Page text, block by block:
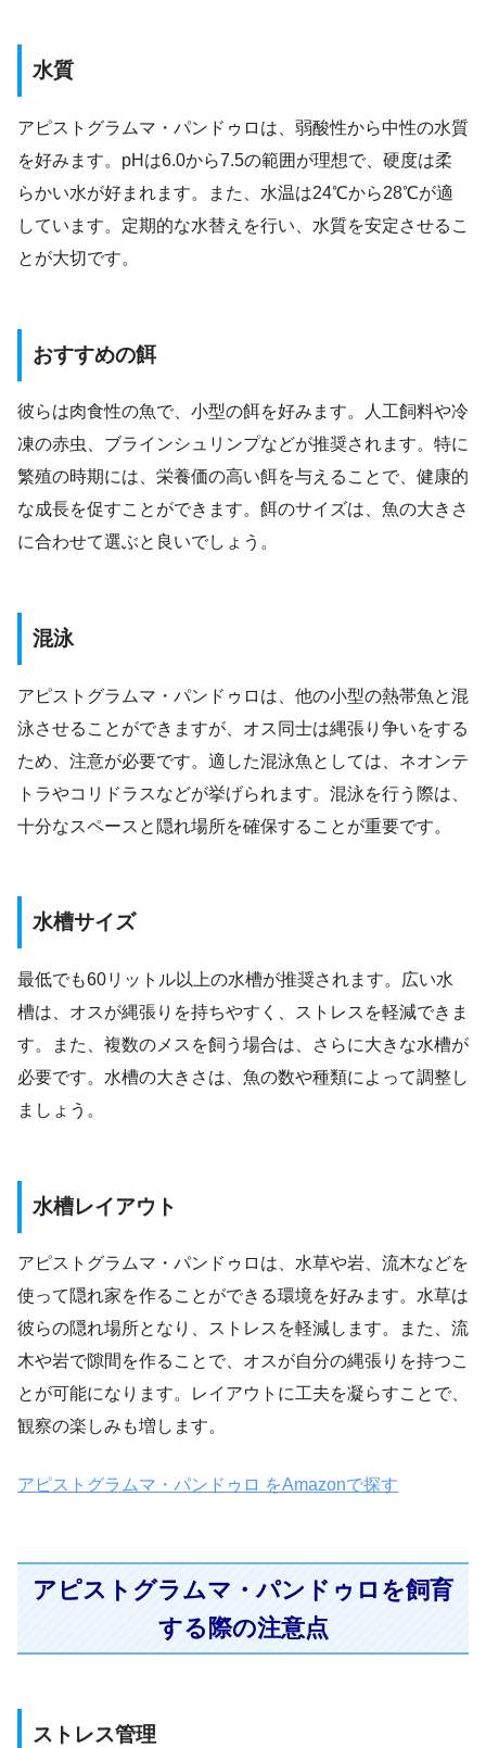
水質
アピストグラムマ・パンドゥロは、弱酸性から中性の水質
を好みます。pHは6.0から7.5の範囲が理想で、硬度は柔
らかい水が好まれます。また、水温は24℃から28℃が適
しています。定期的な水替えを行い、水質を安定させるこ
とが大切です。
おすすめの餌
彼らは肉食性の魚で、小型の餌を好みます。人工飼料や冷
凍の赤虫、ブラインシュリンプなどが推奨されます。特に
繁殖の時期には、栄養価の高い餌を与えることで、健康的
な成長を促すことができます。餌のサイズは、魚の大きさ
に合わせて選ぶと良いでしょう。
混泳
アピストグラムマ・パンドゥロは、他の小型の熱帯魚と混
泳させることができますが、オス同士は縄張り争いをする
ため、注意が必要です。適した混泳魚としては、ネオンテ
トラやコリドラスなどが挙げられます。混泳を行う際は、
十分なスペースと隠れ場所を確保することが重要です。
水槽サイズ
最低でも60リットル以上の水槽が推奨されます。広い水
槽は、オスが縄張りを持ちやすく、ストレスを軽減できま
す。また、複数のメスを飼う場合は、さらに大きな水槽が
必要です。水槽の大きさは、魚の数や種類によって調整し
ましょう。
水槽レイアウト
アピストグラムマ・パンドゥロは、水草や岩、流木などを
使って隠れ家を作ることができる環境を好みます。水草は
彼らの隠れ場所となり、ストレスを軽減します。また、流
木や岩で隙間を作ることで、オスが自分の縄張りを持つこ
とが可能になります。レイアウトに工夫を凝らすことで、
観察の楽しみも増します。
アピストグラムマ・パンドゥロ をAmazonで探す
アピストグラムマ・パンドゥロを飼育
する際の注意点
ストレス管理